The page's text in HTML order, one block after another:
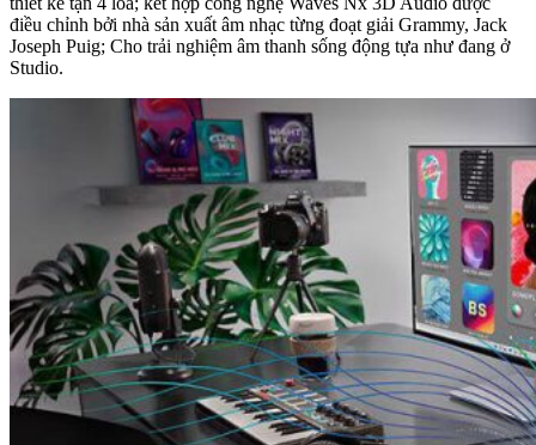
điều chỉnh bởi nhà sản xuất âm nhạc từng đoạt giải Grammy, Jack
Joseph Puig; Cho trải nghiệm âm thanh sống động tựa như đang ở
Studio.